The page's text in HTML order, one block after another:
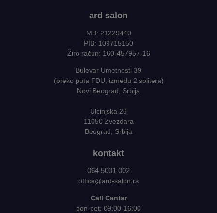
ard salon
MB: 21229440
PIB: 109715150
Žiro račun: 160-457957-16
Bulevar Umetnosti 39
(preko puta FDU, između 2 solitera)
Novi Beograd, Srbija
Ulcinjska 26
11050 Zvezdara
Beograd, Srbija
kontakt
064 5001 002
office@ard-salon.rs
Call Centar
pon-pet: 09:00-16:00